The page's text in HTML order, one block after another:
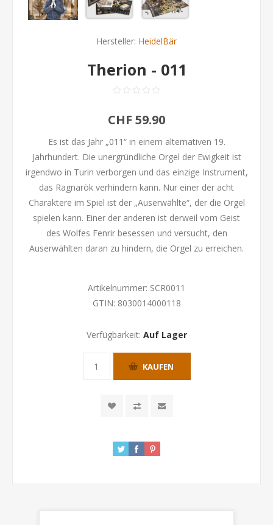
Hersteller: HeidelBär
Therion - 011
CHF 59.90
Es ist das Jahr „011“ in einem alternativen 19.
Jahrhundert. Die unergründliche Orgel der Ewigkeit ist
irgendwo in Turin verborgen und das einzige Instrument,
das Ragnarök verhindern kann. Nur einer der acht
Charaktere im Spiel ist der „Auserwählte“, der die Orgel
spielen kann. Einer der anderen ist derweil vom Geist
des Wolfes Fenrir besessen und versucht, den
Auserwählten daran zu hindern, die Orgel zu erreichen.
Artikelnummer: SCR0011
GTIN: 8030014000118
Verfügbarkeit: Auf Lager
KAUFEN